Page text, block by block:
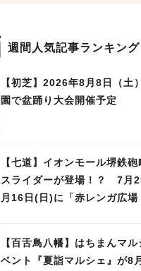
週間人気記事ランキング
【初芝】2026年8月8日（土
園で盆踊り大会開催予定
【七道】イオンモール堺鉄
スライダーが登場！？ 7月
月16日(日)に「赤レンガ広
【百舌鳥八幡】はちまんマ
ベント『夏詣マルシェ』が8